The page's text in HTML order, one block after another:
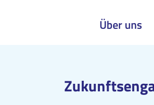
Über uns